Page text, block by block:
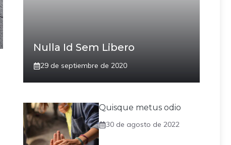
Nulla Id Sem Libero
29 de septiembre de 2020
Quisque metus odio
30 de agosto de 2022